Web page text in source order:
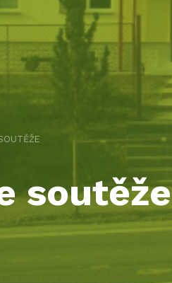
soutěže